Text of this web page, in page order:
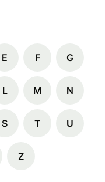
E F G
L M N
S T U
Z